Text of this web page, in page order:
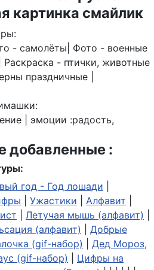
- самолёты| Фото - военные
- птички, животные
праздничные |
| эмоции :радость,
добавленные :
год - Год лошади
Ужастики Алфавит
Летучая мышь (алфавит)
(алфавит)
Добрые
(gif-набор)
Дед Мороз,
(gif-набор)
Цифры на